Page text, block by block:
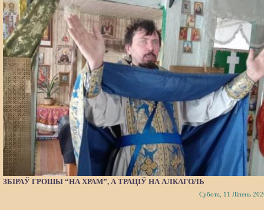
ЗБІРАЎ ГРОШЫ “НА ХРАМ”, А ТРАЦІЎ НА АЛКАГОЛЬ
Субота, 11 Ліпень